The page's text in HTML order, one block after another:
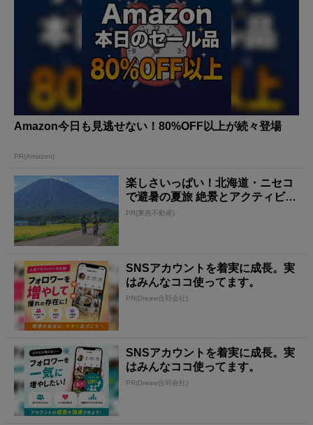
Amazon今日も見逃せない！80%OFF以上が続々登場
PR(Amazon)
楽しさいっぱい！北海道・ニセコ
で避暑の夏旅 絶景とアクティビテ
ィが揃う「ニセコ東...
PR(東急不動産)
SNSアカウントを着実に成長。実
はみんなココ使ってます。
PR(Dreaw合同会社)
SNSアカウントを着実に成長。実
はみんなココ使ってます。
PR(Dreaw合同会社)